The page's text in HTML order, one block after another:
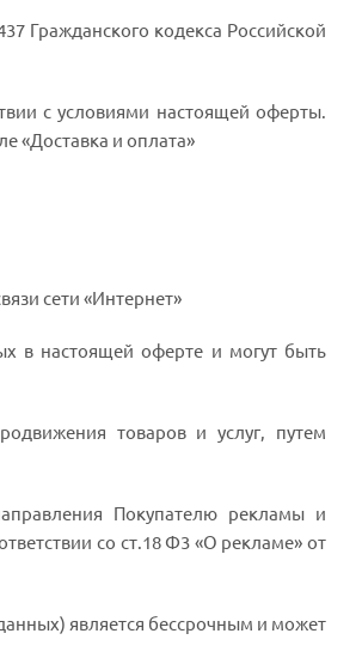
Гражданского кодекса Российской
с условиями настоящей оферты.
«Доставка и оплата»
сети «Интернет»
в настоящей оферте и могут быть
товаров и услуг, путем
Покупателю рекламы и
со ст.18 Ф3 «О рекламе» от
является бессрочным и может